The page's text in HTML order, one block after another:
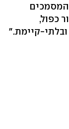
המסמכים
כפול,
קיימת."